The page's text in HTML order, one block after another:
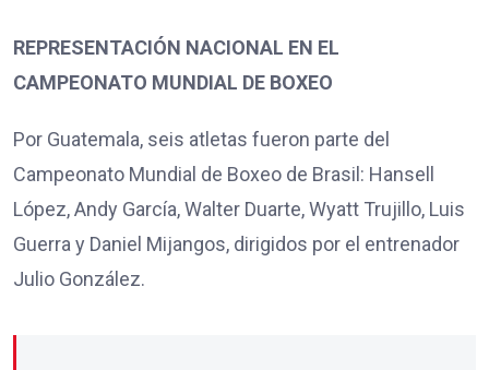
REPRESENTACIÓN NACIONAL EN EL
CAMPEONATO MUNDIAL DE BOXEO
Por Guatemala, seis atletas fueron parte del
Campeonato Mundial de Boxeo de Brasil: Hansell
López, Andy García, Walter Duarte, Wyatt Trujillo, Luis
Guerra y Daniel Mijangos, dirigidos por el entrenador
Julio González.